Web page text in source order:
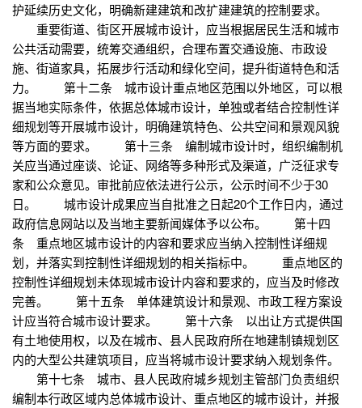
护延续历史文化，明确新建建筑和改扩建建筑的控制要求。
重要街道、街区开展城市设计，应当根据居民生活和城市
公共活动需要，统筹交通组织，合理布置交通设施、市政设
施、街道家具，拓展步行活动和绿化空间，提升街道特色和活
力。 第十二条 城市设计重点地区范围以外地区，可以根
据当地实际条件，依据总体城市设计，单独或者结合控制性详
细规划等开展城市设计，明确建筑特色、公共空间和景观风貌
等方面的要求。 第十三条 编制城市设计时，组织编制机
关应当通过座谈、论证、网络等多种形式及渠道，广泛征求专
家和公众意见。审批前应依法进行公示，公示时间不少于30
日。 城市设计成果应当自批准之日起20个工作日内，通过
政府信息网站以及当地主要新闻媒体予以公布。 第十四
条 重点地区城市设计的内容和要求应当纳入控制性详细规
划，并落实到控制性详细规划的相关指标中。 重点地区的
控制性详细规划未体现城市设计内容和要求的，应当及时修改
完善。 第十五条 单体建筑设计和景观、市政工程方案设
计应当符合城市设计要求。 第十六条 以出让方式提供国
有土地使用权，以及在城市、县人民政府所在地建制镇规划区
内的大型公共建筑项目，应当将城市设计要求纳入规划条件。
第十七条 城市、县人民政府城乡规划主管部门负责组织
编制本行政区域内总体城市设计、重点地区的城市设计，并报